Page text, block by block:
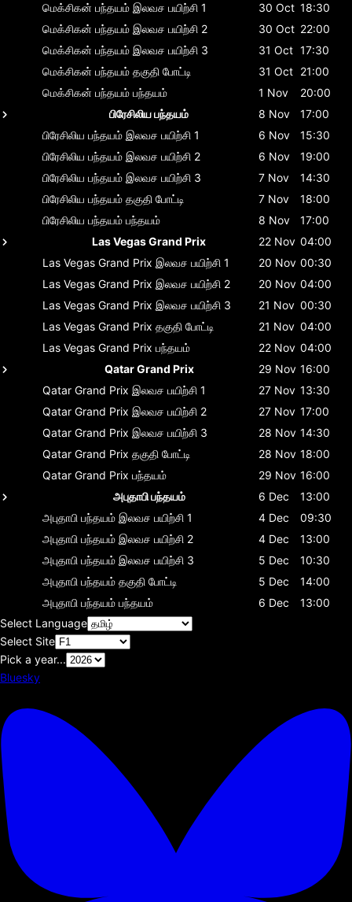
மெக்சிகன் பந்தயம் இலவச பயிற்சி 1 30 Oct 18:30
மெக்சிகன் பந்தயம் இலவச பயிற்சி 2 30 Oct 22:00
மெக்சிகன் பந்தயம் இலவச பயிற்சி 3 31 Oct 17:30
மெக்சிகன் பந்தயம் தகுதி போட்டி 31 Oct 21:00
மெக்சிகன் பந்தயம் பந்தயம் 1 Nov
20:00
பிரேசிலிய பந்தயம்
8 Nov
17:00
பிரேசிலிய பந்தயம் இலவச பயிற்சி 1 6 Nov
15:30
பிரேசிலிய பந்தயம் இலவச பயிற்சி 2 6 Nov
19:00
பிரேசிலிய பந்தயம் இலவச பயிற்சி 3 7 Nov
14:30
பிரேசிலிய பந்தயம் தகுதி போட்டி 7 Nov
18:00
பிரேசிலிய பந்தயம் பந்தயம் 8 Nov
17:00
Las Vegas Grand Prix
22 Nov 04:00
Las Vegas Grand Prix இலவச பயிற்சி 1 20 Nov 00:30
Las Vegas Grand Prix இலவச பயிற்சி 2 20 Nov 04:00
Las Vegas Grand Prix இலவச பயிற்சி 3 21 Nov 00:30
Las Vegas Grand Prix தகுதி போட்டி 21 Nov 04:00
Las Vegas Grand Prix பந்தயம் 22 Nov 04:00
Qatar Grand Prix
29 Nov 16:00
Qatar Grand Prix இலவச பயிற்சி 1 27 Nov 13:30
Qatar Grand Prix இலவச பயிற்சி 2 27 Nov 17:00
Qatar Grand Prix இலவச பயிற்சி 3 28 Nov 14:30
Qatar Grand Prix தகுதி போட்டி 28 Nov 18:00
Qatar Grand Prix பந்தயம் 29 Nov 16:00
அபுதாபி பந்தயம்
6 Dec
13:00
அபுதாபி பந்தயம் இலவச பயிற்சி 1 4 Dec
09:30
அபுதாபி பந்தயம் இலவச பயிற்சி 2 4 Dec
13:00
அபுதாபி பந்தயம் இலவச பயிற்சி 3 5 Dec
10:30
அபுதாபி பந்தயம் தகுதி போட்டி 5 Dec
14:00
அபுதாபி பந்தயம் பந்தயம் 6 Dec
13:00
Select Language
Select Site
Pick a year...
Bluesky